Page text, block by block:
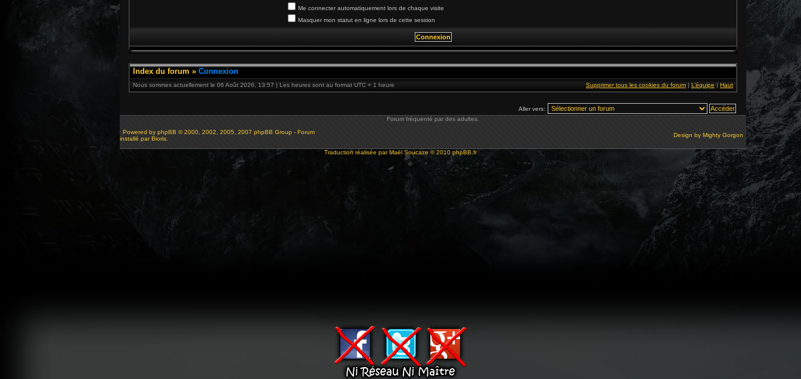
Me connecter automatiquement lors de chaque visite
Masquer mon statut en ligne lors de cette session
Index du forum » Connexion
Nous sommes actuellement le 06 Août 2026, 13:57 | Les heures sont au format UTC + 1 heure Supprimer tous les cookies du forum | L’équipe | Haut
Aller vers:
Forum fréquenté par des adultes.
Powered by phpBB © 2000, 2002, 2005, 2007 phpBB Group - Forum
installé par Bioris.
Design by Mighty Gorgon
Traduction réalisée parMaël Soucaze © 2010 phpBB.fr